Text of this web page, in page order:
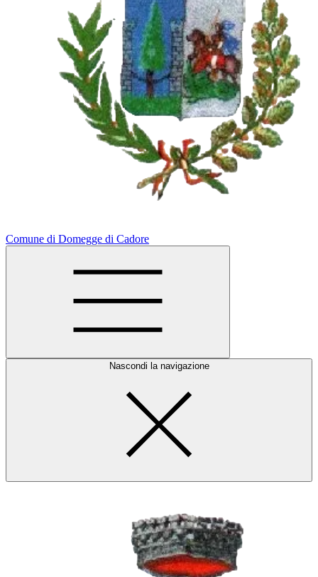
Comune di Domegge di Cadore
Nascondi la navigazione